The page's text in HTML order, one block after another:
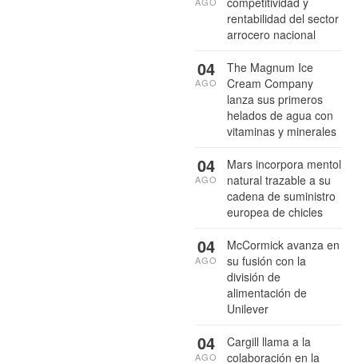
rentabilidad del sector
arrocero nacional
The Magnum Ice
Cream Company
lanza sus primeros
helados de agua con
vitaminas y minerales
04
AGO
Mars incorpora mentol
natural trazable a su
cadena de suministro
europea de chicles
04
AGO
McCormick avanza en
su fusión con la
división de
alimentación de
Unilever
04
AGO
Cargill llama a la
colaboración en la
04
AGO